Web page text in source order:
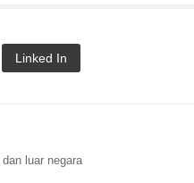
Linked In
luar negara